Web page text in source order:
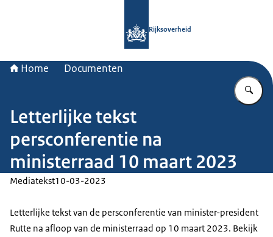
Rijksoverheid
Home Documenten
Letterlijke tekst
persconferentie na
ministerraad 10 maart 2023
Mediatekst10-03-2023
Letterlijke tekst van de persconferentie van minister-president
Rutte na afloop van de ministerraad op 10 maart 2023. Bekijk